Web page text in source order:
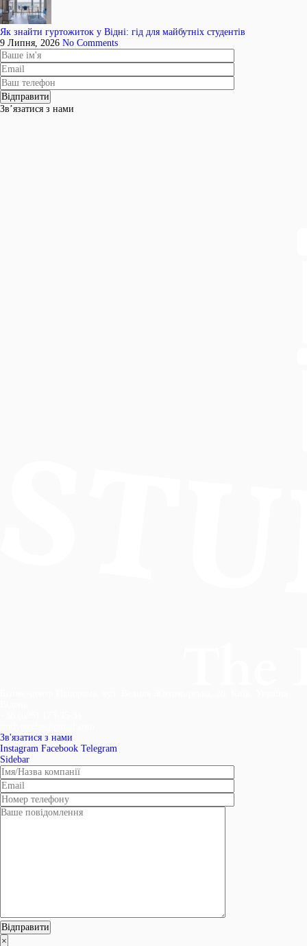
Як знайти гуртожиток у Відні: гід для майбутніх студентів
9 Липня, 2026 No Comments
Зв’язатися з нами
Зв'язатися з нами
Instagram Facebook Telegram
Sidebar
×